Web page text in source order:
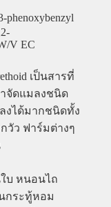
V EC
เป็นสารที่
ำจัดแมลงชนิด
งได้มากชนิดทั้ง
วัว ฟาร์มต่างๆ
บ หนอนไถ
กระทู้หอม